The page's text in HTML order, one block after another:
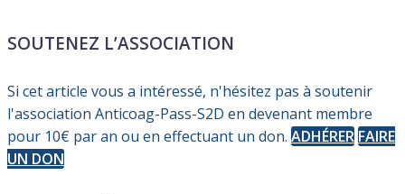
SOUTENEZ L’ASSOCIATION
Si cet article vous a intéressé, n'hésitez pas à soutenir
l'association Anticoag-Pass-S2D en devenant membre
pour 10€ par an ou en effectuant un don. ADHÉRER FAIRE
UN DON